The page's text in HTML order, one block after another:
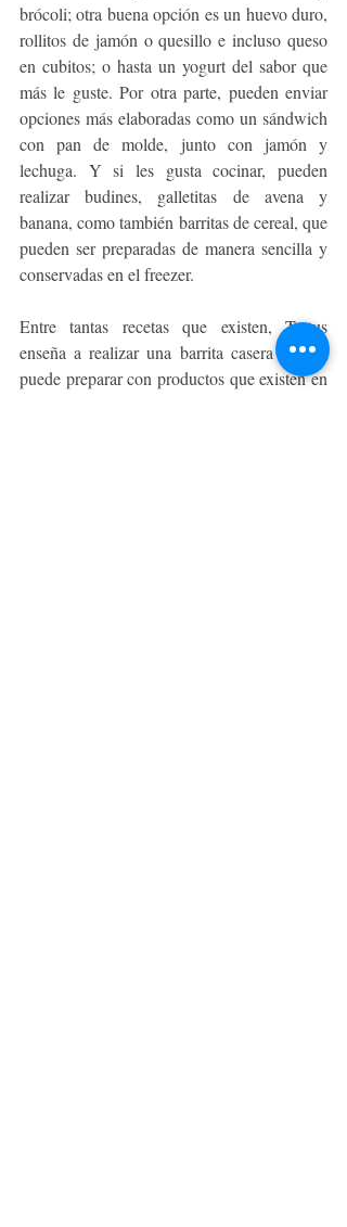
brócoli; otra buena opción es un huevo duro,
rollitos de jamón o quesillo e incluso queso
en cubitos; o hasta un yogurt del sabor que
más le guste. Por otra parte, pueden enviar
opciones más elaboradas como un sándwich
con pan de molde, junto con jamón y
lechuga. Y si les gusta cocinar, pueden
realizar budines, galletitas de avena y
banana, como también barritas de cereal, que
pueden ser preparadas de manera sencilla y
conservadas en el freezer.
Entre tantas recetas que existen, Tottus
enseña a realizar una barrita casera que se
puede preparar con productos que existen en